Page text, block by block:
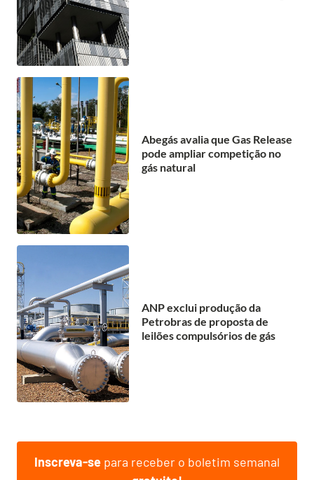
Abegás avalia que Gas Release
pode ampliar competição no
gás natural
ANP exclui produção da
Petrobras de proposta de
leilões compulsórios de gás
Inscreva-se para receber o boletim semanal